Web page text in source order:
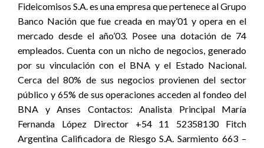
Fideicomisos S.A. es una empresa que pertenece al Grupo
Banco Nación que fue creada en may’01 y opera en el
mercado desde el año’03. Posee una dotación de 74
empleados. Cuenta con un nicho de negocios, generado
por su vinculación con el BNA y el Estado Nacional.
Cerca del 80% de sus negocios provienen del sector
público y 65% de sus operaciones acceden al fondeo del
BNA y Anses Contactos: Analista Principal María
Fernanda López Director +54 11 52358130 Fitch
Argentina Calificadora de Riesgo S.A. Sarmiento 663 –